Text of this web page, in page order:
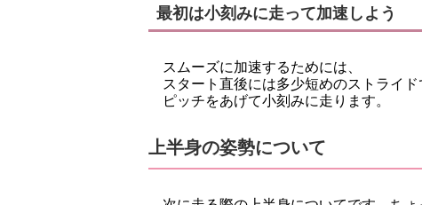
最初は小刻みに走って加速しよう
スムーズに加速するためには、
スタート直後には多少短めのストライド
ピッチをあげて小刻みに走ります。
上半身の姿勢について